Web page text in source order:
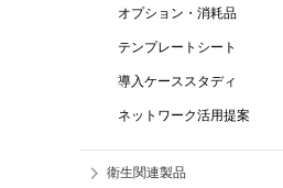
オプション・消耗品
テンプレートシート
導入ケーススタディ
ネットワーク活用提案
衛生関連製品